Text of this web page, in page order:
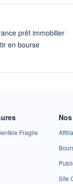
prêt immobilier
en bourse
Fragile
Site